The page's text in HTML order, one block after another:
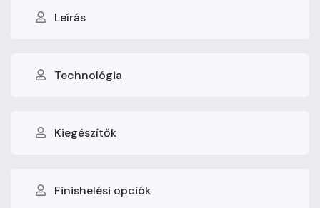
Leírás
Technológia
Kiegészítők
Finishelési opciók